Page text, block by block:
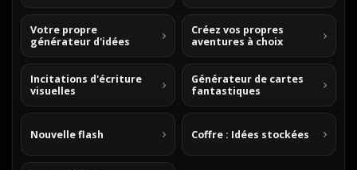
Votre propre
générateur d'idées
Créez vos propres
aventures à choix
Incitations d'écriture
visuelles
Générateur de cartes
fantastiques
Nouvelle flash Coffre : Idées stockées